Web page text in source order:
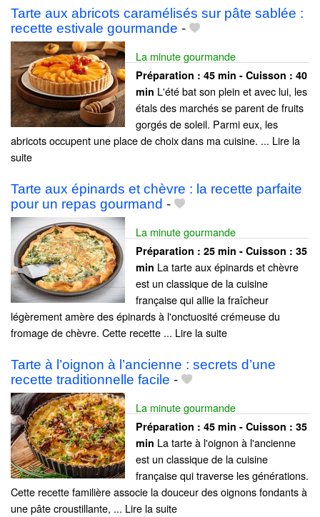
Tarte aux abricots caramélisés sur pâte sablée :
recette estivale gourmande -
La minute gourmande
Préparation : 45 min - Cuisson : 40
min L'été bat son plein et avec lui, les
étals des marchés se parent de fruits
gorgés de soleil. Parmi eux, les
abricots occupent une place de choix dans ma cuisine. ... Lire la
suite
Tarte aux épinards et chèvre : la recette parfaite
pour un repas gourmand -
La minute gourmande
Préparation : 25 min - Cuisson : 35
min La tarte aux épinards et chèvre
est un classique de la cuisine
française qui allie la fraîcheur
légèrement amère des épinards à l'onctuosité crémeuse du
fromage de chèvre. Cette recette ... Lire la suite
Tarte à l’oignon à l’ancienne : secrets d’une
recette traditionnelle facile -
La minute gourmande
Préparation : 45 min - Cuisson : 35
min La tarte à l'oignon à l'ancienne
est un classique de la cuisine
française qui traverse les générations.
Cette recette familière associe la douceur des oignons fondants à
une pâte croustillante, ... Lire la suite